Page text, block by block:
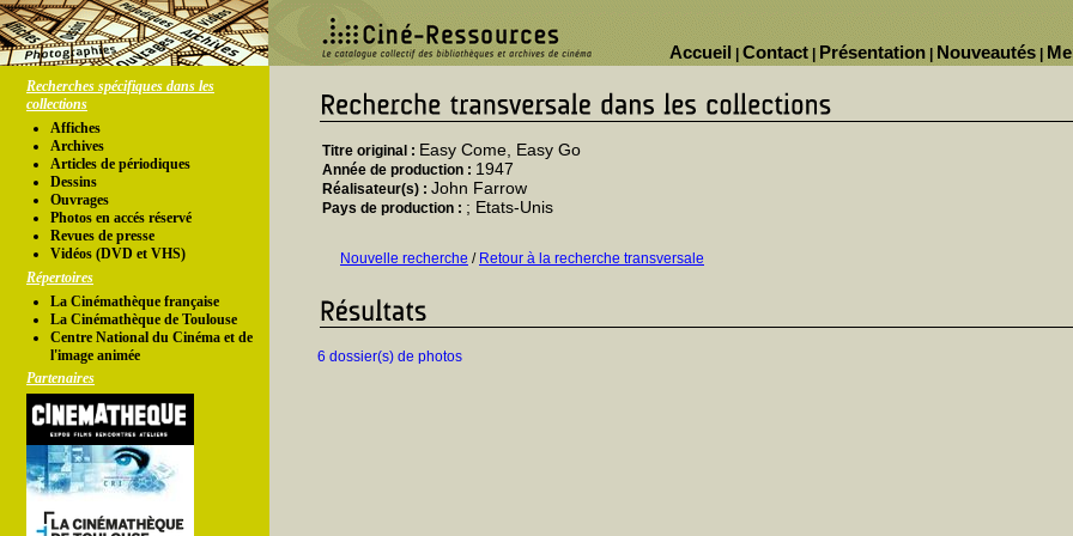
Nouveautés
Présentation
Contact
Accueil
Recherches spécifiques dans les
collections
Affiches
Archives
Articles de périodiques
Dessins
Ouvrages
Photos en accés réservé
Revues de presse
Vidéos (DVD et VHS)
Répertoires
La Cinémathèque française
La Cinémathèque de Toulouse
Centre National du Cinéma et de
l'image animée
Partenaires
Titre original : Easy Come, Easy Go
Année de production : 1947
Réalisateur(s) : John Farrow
Pays de production : ; Etats-Unis
Nouvelle recherche / Retour à la recherche transversale
6 dossier(s) de photos